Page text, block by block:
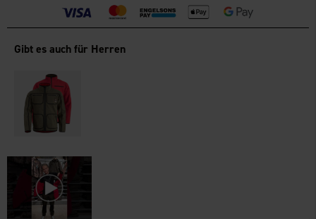
Gibt es auch für Herren